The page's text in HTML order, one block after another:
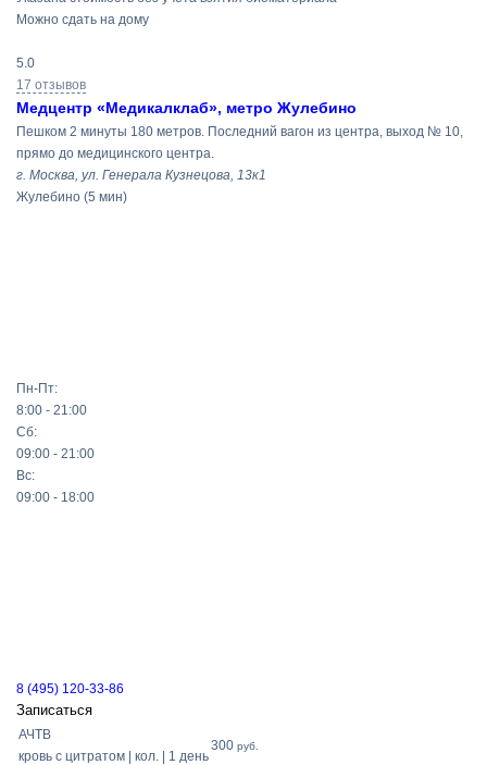
Можно сдать на дому
5.0
17 отзывов
Медцентр «Медикалклаб», метро Жулебино
Пешком 2 минуты 180 метров. Последний вагон из центра, выход № 10,
прямо до медицинского центра.
г. Москва, ул. Генерала Кузнецова, 13к1
Жулебино (5 мин)
Пн-Пт:
8:00 - 21:00
Сб:
09:00 - 21:00
Вс:
09:00 - 18:00
8 (495) 120-33-86
Записаться
АЧТВ
кровь с цитратом | кол. | 1 день
300 руб.